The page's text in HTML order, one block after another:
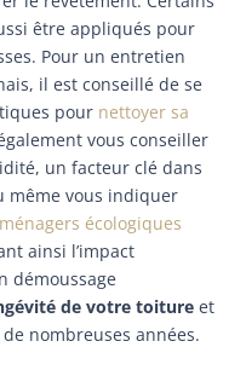
être appliqués pour
Pour un entretien
il est conseillé de se
pour nettoyer sa
vous conseiller
un facteur clé dans
même vous indiquer
écologiques
ainsi l’impact
démoussage
de votre toiture et
nombreuses années.